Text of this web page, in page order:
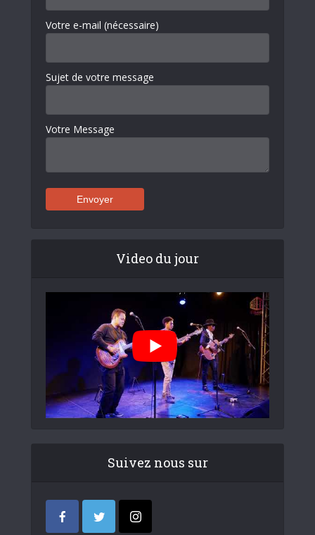
Votre e-mail (nécessaire)
Sujet de votre message
Votre Message
Video du jour
Suivez nous sur